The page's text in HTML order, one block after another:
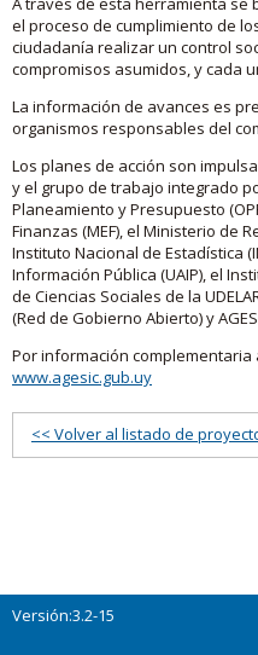
el proceso de cumplimiento de
ciudadanía realizar un control
compromisos asumidos, y cada
La información de avances es
organismos responsables del
Los planes de acción son
y el grupo de trabajo integrado
Planeamiento y Presupuesto
Finanzas (MEF), el Ministerio de
Instituto Nacional de Estadística
Información Pública (UAIP), el
de Ciencias Sociales de la
(Red de Gobierno Abierto) y
Por información complementaria
www.agesic.gub.uy
<< Volver al listado de
Versión:3.2-15